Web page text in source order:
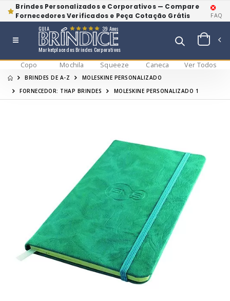
Brindes Personalizados e Corporativos — Compare
Fornecedores Verificados e Peça Cotação Grátis
FAQ
Marketplace dos Brindes Corporativos
GUIA 39 Anos
Copo Mochila Squeeze Caneca Ver Todos
BRINDES DE A-Z
MOLESKINE PERSONALIZADO
FORNECEDOR: THAP BRINDES
MOLESKINE PERSONALIZADO 1